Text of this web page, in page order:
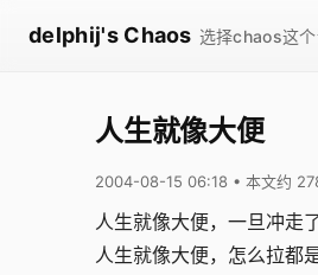
delphij's Chaos 选择chaos这
人生就像大便
2004-08-15 06:18 • 本文约
人生就像大便，一旦冲走
人生就像大便，怎么拉都